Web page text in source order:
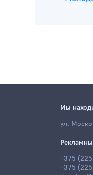
Мы
ул.
+375
+375